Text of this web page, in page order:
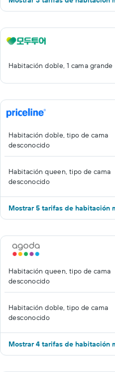
Habitación doble, 1 cama grande
Habitación doble, tipo de cama
desconocido
Habitación queen, tipo de cama
desconocido
Mostrar 5 tarifas de habitación
Habitación queen, tipo de cama
desconocido
Habitación doble, tipo de cama
desconocido
Mostrar 4 tarifas de habitación